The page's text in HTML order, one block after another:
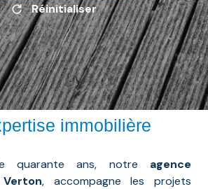
Réinitialiser
immobilière
quarante ans, notre
agence
, accompagne les projets